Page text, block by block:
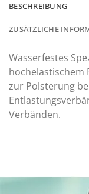
BESCHREIBUNG
ZUSÄTZLICHE
Wasserfestes
hochelastischem
zur Polsterung
Verbänden.